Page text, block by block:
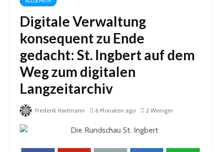
Digitale Verwaltung
konsequent zu Ende
gedacht: St. Ingbert auf dem
Weg zum digitalen
Langzeitarchiv
Frederik Hartmann 6 Monaten ago 2 Weniger